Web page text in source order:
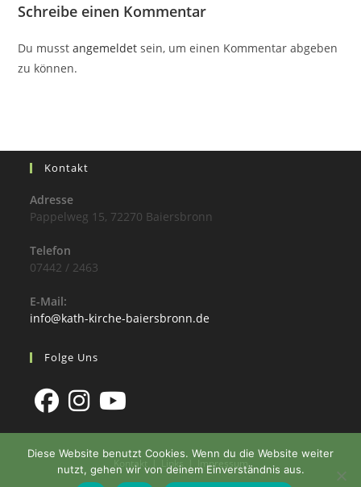
Schreibe einen Kommentar
Du musstangemeldet sein, um einen Kommentar abgeben
zu können.
Kontakt
Adresse
Pappelweg 15, 72270 Baiersbronn
Telefon
07442 / 2463
E-Mail:
info@kath-kirche-baiersbronn.de
Folge Uns
Kontakt Links Impressum
Diese Website benutzt Cookies. Wenn du die Website weiter
nutzt, gehen wir von deinem Einverständnis aus.